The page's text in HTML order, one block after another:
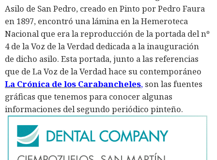
Asilo de San Pedro, creado en Pinto por Pedro Faura
en 1897, encontró una lámina en la Hemeroteca
Nacional que era la reproducción de la portada del nº
4 de la Voz de la Verdad dedicada a la inauguración
de dicho asilo. Esta portada, junto a las referencias
que de La Voz de la Verdad hace su contemporáneo
La Crónica de los Carabancheles, son las fuentes
gráficas que tenemos para conocer algunas
informaciones del segundo periódico pinteño.